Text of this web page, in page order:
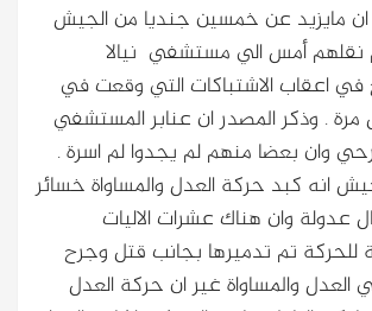
ان مايزيد عن خمسين جنديا من الجيش
نقلهم أمس الي مستشفي نيالا
في اعقاب الاشتباكات التي وقعت في
. وذكر المصدر ان عنابر المستشفي
وان بعضا منهم لم يجدوا لم اسرة .
انه كبد حركة العدل والمساواة خسائر
وان هناك عشرات الاليات
للحركة تم تدميرها بجانب قتل وجرح
والمساواة غير ان حركة العدل